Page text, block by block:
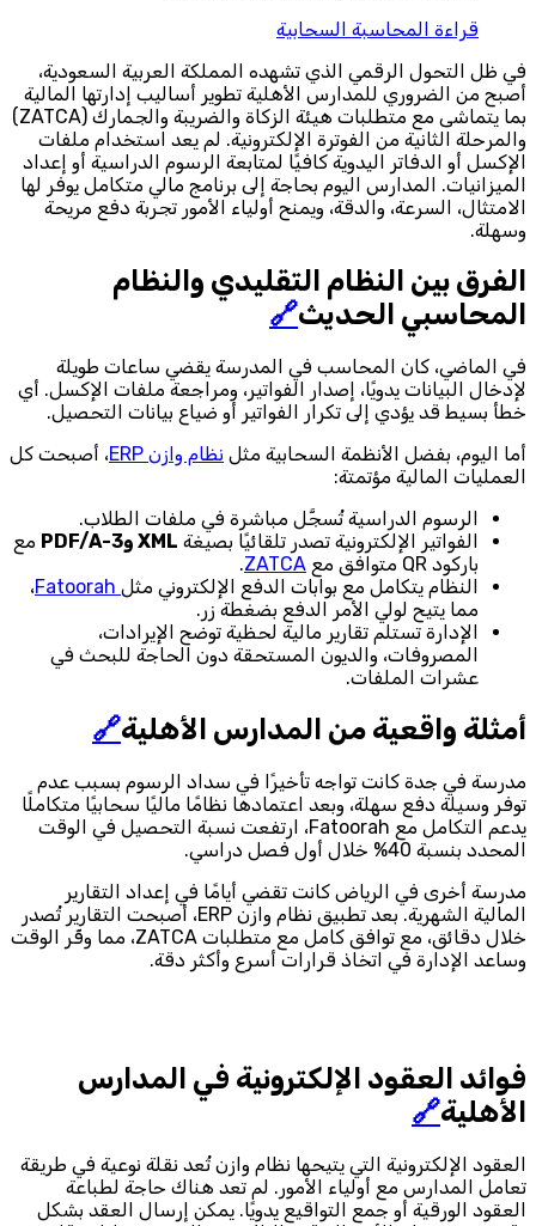
قراءة المحاسبة السحابية
في ظل التحول الرقمي الذي تشهده المملكة العربية السعودية،
أصبح من الضروري للمدارس الأهلية تطوير أساليب إدارتها المالية
بما يتماشى مع متطلبات هيئة الزكاة والضريبة والجمارك (ZATCA)
والمرحلة الثانية من الفوترة الإلكترونية. لم يعد استخدام ملفات
الإكسل أو الدفاتر اليدوية كافيًا لمتابعة الرسوم الدراسية أو إعداد
الميزانيات. المدارس اليوم بحاجة إلى برنامج مالي متكامل يوفر لها
الامتثال، السرعة، والدقة، ويمنح أولياء الأمور تجربة دفع مريحة
وسهلة.
الفرق بين النظام التقليدي والنظام
المحاسبي الحديث🔗
في الماضي، كان المحاسب في المدرسة يقضي ساعات طويلة
لإدخال البيانات يدويًا، إصدار الفواتير، ومراجعة ملفات الإكسل. أي
خطأ بسيط قد يؤدي إلى تكرار الفواتير أو ضياع بيانات التحصيل.
أما اليوم، بفضل الأنظمة السحابية مثل نظام وازن ERP
، أصبحت كل
العمليات المالية مؤتمتة:
الرسوم الدراسية تُسجَّل مباشرة في ملفات الطلاب.
الفواتير الإلكترونية تصدر تلقائيًا بصيغة XML وPDF/A-3
مع
باركود QR متوافق مع
ZATCA
.
النظام يتكامل مع بوابات الدفع الإلكتروني مثل
،
مما يتيح لولي الأمر الدفع بضغطة زر.
الإدارة تستلم تقارير مالية لحظية توضح الإيرادات،
المصروفات، والديون المستحقة دون الحاجة للبحث في
عشرات الملفات.
أمثلة واقعية من المدارس الأهلية🔗
مدرسة في جدة كانت تواجه تأخيرًا في سداد الرسوم بسبب عدم
توفر وسيلة دفع سهلة، وبعد اعتمادها نظامًا ماليًا سحابيًا متكاملًا
يدعم التكامل مع Fatoorah، ارتفعت نسبة التحصيل في الوقت
المحدد بنسبة 40% خلال أول فصل دراسي.
مدرسة أخرى في الرياض كانت تقضي أيامًا في إعداد التقارير
المالية الشهرية. بعد تطبيق نظام وازن ERP، أصبحت التقارير تُصدر
خلال دقائق، مع توافق كامل مع متطلبات ZATCA، مما وفّر الوقت
وساعد الإدارة في اتخاذ قرارات أسرع وأكثر دقة.
فوائد العقود الإلكترونية في المدارس
الأهلية🔗
العقود الإلكترونية التي يتيحها نظام وازن تُعد نقلة نوعية في طريقة
تعامل المدارس مع أولياء الأمور. لم تعد هناك حاجة لطباعة
العقود الورقية أو جمع التواقيع يدويًا. يمكن إرسال العقد بشكل